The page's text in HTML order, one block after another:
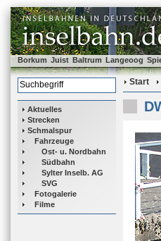
Borkum Juist Baltrum Langeoog
Aktuelles
Strecken
Schmalspur
Fahrzeuge
Ost- u. Nordbahn
Südbahn
Sylter Inselb. AG
SVG
Fotogalerie
Filme
Start